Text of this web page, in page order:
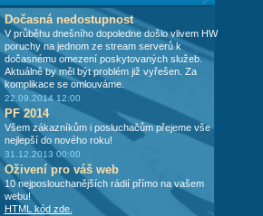
Dočasná nedostupnost
V průběhu dnešního dopoledne došlo vlivem HW
poruchy na jednom ze stream serverů k
dočasnému omezení poskytovaných služeb.
Aktuálně by měl být problém již vyřešen. Za
komplikace se omlouváme.
22.09.2014 12:00
PF 2014
Všem zákazníkům i posluchačům přejeme vše
nejlepší do nového roku!
31.12.2013 00:00
Oživení pro váš web
10 nejposlouchanějších rádií přímo na vašem
webu!
HTML kód zde.